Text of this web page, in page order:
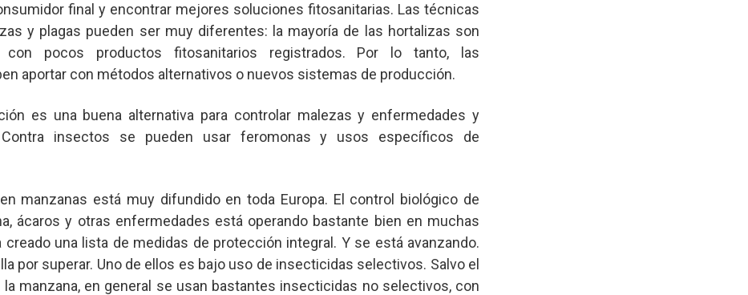
final y encontrar mejores soluciones fitosanitarias. Las técnicas
y plagas pueden ser muy diferentes: la mayoría de las hortalizas son
con pocos productos fitosanitarios registrados. Por lo tanto, las
aportar con métodos alternativos o nuevos sistemas de producción.
es una buena alternativa para controlar malezas y enfermedades y
insectos se pueden usar feromonas y usos específicos de
manzanas está muy difundido en toda Europa. El control biológico de
ácaros y otras enfermedades está operando bastante bien en muchas
creado una lista de medidas de protección integral. Y se está avanzando.
por superar. Uno de ellos es bajo uso de insecticidas selectivos. Salvo el
la manzana, en general se usan bastantes insecticidas no selectivos, con